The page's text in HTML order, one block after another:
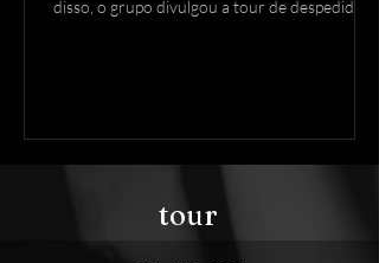
disso, o grupo divulgou a tour de despedida...
tour